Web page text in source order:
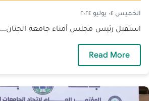
الخميس ٠٤ يوليو ٢٠٢٤
استقبل رئيس مجلس أمناء جامعة الجنان...
Read More